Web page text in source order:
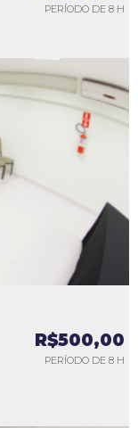
PERÍODO DE 8 H
R$500,00
PERÍODO DE 8 H